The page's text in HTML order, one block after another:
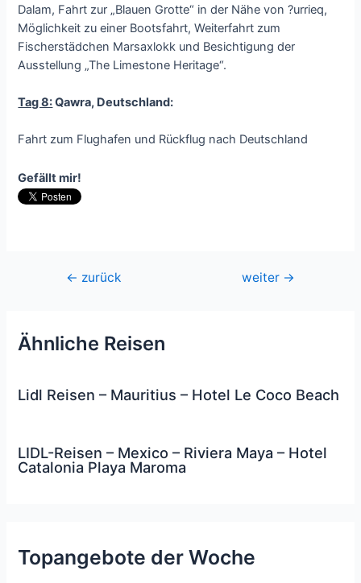
Dalam, Fahrt zur „Blauen Grotte“ in der Nähe von ?urrieq,
Möglichkeit zu einer Bootsfahrt, Weiterfahrt zum
Fischerstädchen Marsaxlokk und Besichtigung der
Ausstellung „The Limestone Heritage“.
Tag 8:Qawra, Deutschland:
Fahrt zum Flughafen und Rückflug nach Deutschland
Gefällt mir!
Beitragsnavigation
← zurück weiter →
Ähnliche Reisen
Lidl Reisen – Mauritius – Hotel Le Coco Beach
LIDL-Reisen – Mexico – Riviera Maya – Hotel
Catalonia Playa Maroma
Topangebote der Woche